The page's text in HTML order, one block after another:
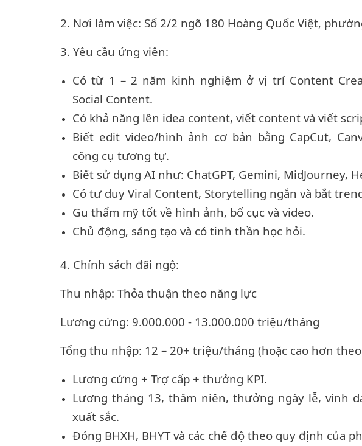
2. Nơi làm việc: Số 2/2 ngõ 180 Hoàng Quốc Việt,
3. Yêu cầu ứng viên:
Có từ 1 – 2 năm kinh nghiệm ở vị trí Content
Social Content.
Có khả năng lên idea content, viết content và viết
Biết edit video/hình ảnh cơ bản bằng CapCut,
công cụ tương tự.
Biết sử dụng AI như: ChatGPT, Gemini, MidJourney,
Có tư duy Viral Content, Storytelling ngắn và bắt
Gu thẩm mỹ tốt về hình ảnh, bố cục và video.
Chủ động, sáng tạo và có tinh thần học hỏi.
4. Chính sách đãi ngộ:
Thu nhập: Thỏa thuận theo năng lực
Lương cứng: 9.000.000 - 13.000.000 triệu/tháng
Tổng thu nhập: 12 – 20+ triệu/tháng (hoặc cao hơn
Lương cứng + Trợ cấp + thưởng KPI.
Lương tháng 13, thâm niên, thưởng ngày lễ, vinh
xuất sắc.
Đóng BHXH, BHYT và các chế độ theo quy định của